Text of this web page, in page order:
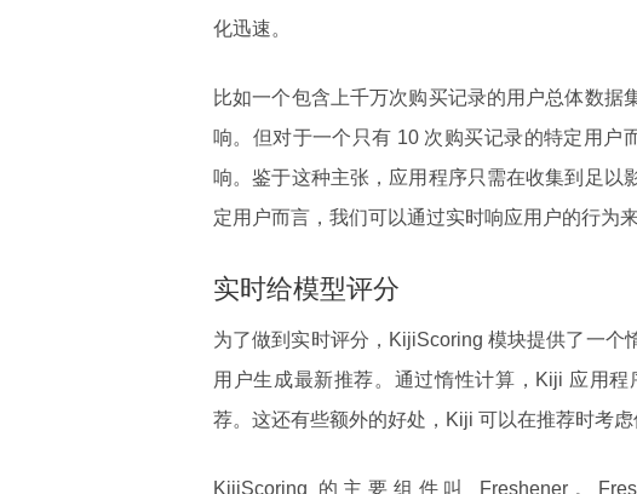
化迅速。
比如一个包含上千万次购买记录的用户总体数
响。但对于一个只有 10 次购买记录的特定用户
响。鉴于这种主张，应用程序只需在收集到足
定用户而言，我们可以通过实时响应用户的行为
实时给模型评分
为了做到实时评分，KijiScoring 模块提供了一个
用户生成最新推荐。通过惰性计算，Kiji 应用
荐。这还有些额外的好处，Kiji 可以在推荐时考
KijiScoring 的主要组件叫 Freshener。